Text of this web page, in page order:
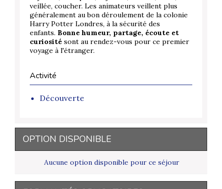
veillée, coucher. Les animateurs veillent plus
généralement au bon déroulement de la colonie
Harry Potter Londres, à la sécurité des
enfants. Bonne humeur, partage, écoute et
curiosité sont au rendez-vous pour ce premier
voyage à l'étranger.
Activité
Découverte
OPTION DISPONIBLE
Aucune option disponible pour ce séjour